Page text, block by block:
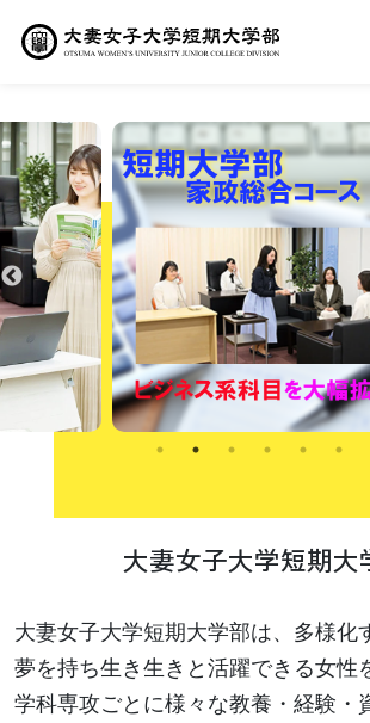
大妻女子大学短期大
大妻女子大学短期大学部は、多様化
夢を持ち生き生きと活躍できる女性
学科専攻ごとに様々な教養・経験・